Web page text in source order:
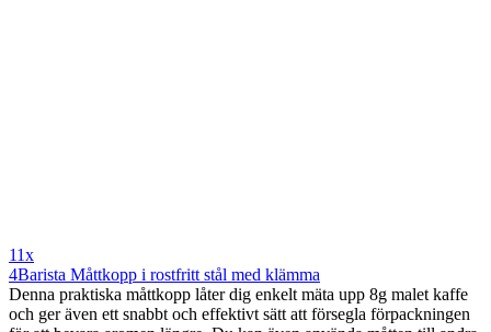
11x
4Barista Måttkopp i rostfritt stål med klämma
Denna praktiska måttkopp låter dig enkelt mäta upp 8g malet kaffe
och ger även ett snabbt och effektivt sätt att försegla förpackningen